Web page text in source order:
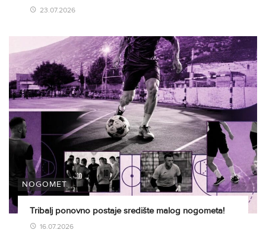
23.07.2026
NOGOMET
Tribalj ponovno postaje središte malog nogometa!
16.07.2026